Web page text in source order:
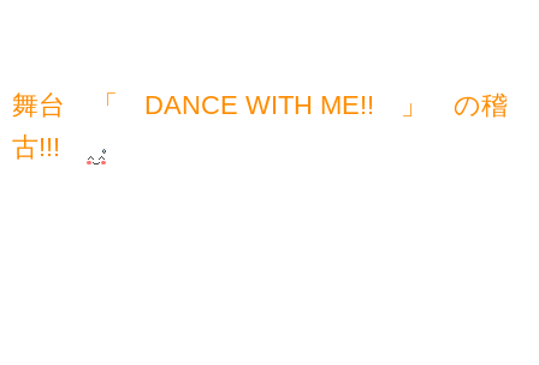
舞台 「 DANCE WITH ME!! 」 の稽
古!!!